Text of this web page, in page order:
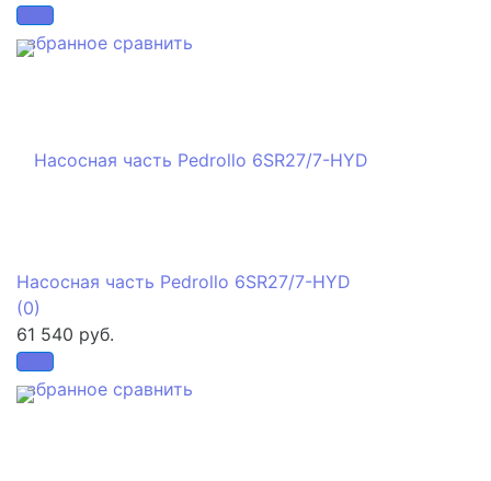
избранное сравнить
избранное сравнить
Насосная часть Pedrollo 6SR27/7-HYD
(0)
61 540 руб.